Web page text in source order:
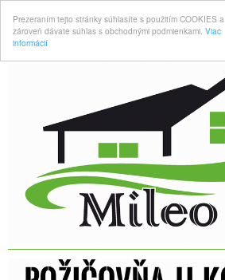
Prezeraním tejto stránky súhlasíte s použitím COOKIES a
zároveň dávate súhlas s obchodnými podmienkami. Viac
informácií